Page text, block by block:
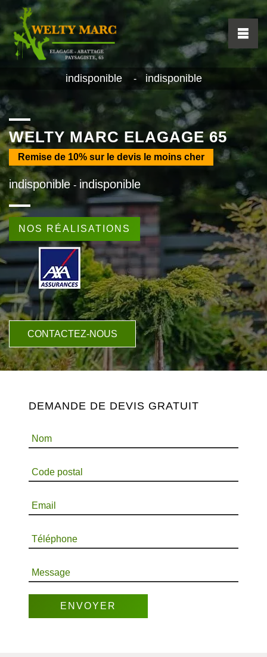
indisponible - indisponible
WELTY MARC ELAGAGE 65
Remise de 10% sur le devis le moins cher
indisponible - indisponible
NOS RÉALISATIONS
CONTACTEZ-NOUS
DEMANDE DE DEVIS GRATUIT
Nom
Code postal
Email
Téléphone
Message